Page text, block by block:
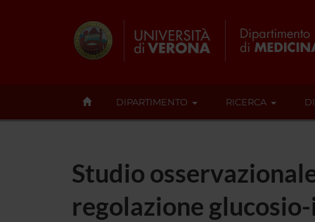
DIPARTIMENTO RICERCA
Studio
regolazione